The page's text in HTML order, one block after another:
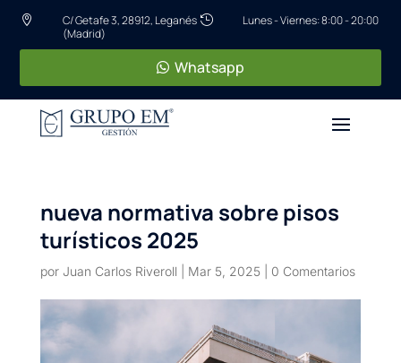

C/ Getafe 3, 28912, Leganés
(Madrid)
 Lunes - Viernes: 8:00 - 20:00
Whatsapp
nueva normativa sobre pisos
turísticos 2025
por Juan Carlos Riveroll Mar 5, 2025| 0 Comentarios